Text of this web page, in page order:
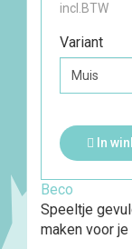
incl.BTW
Variant
In
Beco
Speeltje
maken voor je